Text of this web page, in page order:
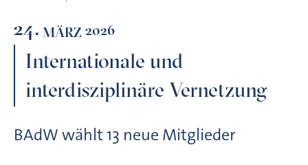
24. MÄRZ 2026
Internationale und
interdisziplinäre Vernetzung
BAdW wählt 13 neue Mitglieder